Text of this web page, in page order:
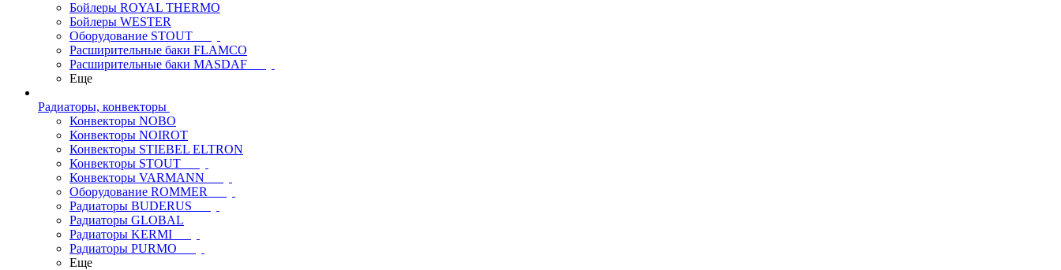
Бойлеры ROYAL THERMO
Бойлеры WESTER
Оборудование STOUT
Расширительные баки FLAMCO
Расширительные баки MASDAF
Еще
Радиаторы, конвекторы
Конвекторы NOBO
Конвекторы NOIROT
Конвекторы STIEBEL ELTRON
Конвекторы STOUT
Конвекторы VARMANN
Оборудование ROMMER
Радиаторы BUDERUS
Радиаторы GLOBAL
Радиаторы KERMI
Радиаторы PURMO
Еще